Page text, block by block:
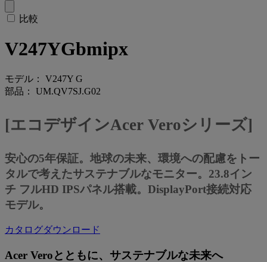
比較
V247YGbmipx
モデル： V247Y G
部品： UM.QV7SJ.G02
[エコデザインAcer Veroシリーズ]
安心の5年保証。地球の未来、環境への配慮をトー
タルで考えたサステナブルなモニター。23.8イン
チ フルHD IPSパネル搭載。DisplayPort接続対応
モデル。
カタログダウンロード
Acer Veroとともに、サステナブルな未来へ